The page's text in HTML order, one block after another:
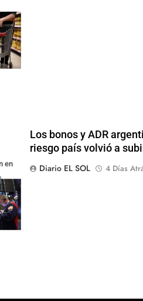
en
Los bonos y ADR
riesgo país volvió a
Diario EL SOL
4 Días